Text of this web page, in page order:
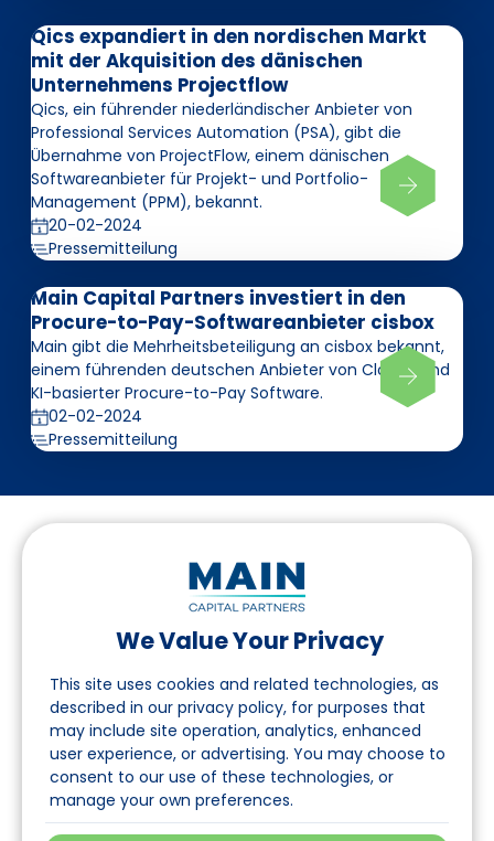
We Value Your Privacy
This site uses cookies and related technologies, as
described in our privacy policy, for purposes that
may include site operation, analytics, enhanced
user experience, or advertising. You may choose to
consent to our use of these technologies, or
manage your own preferences.
Qics expandiert in den nordischen Markt
mit der Akquisition des dänischen
Unternehmens Projectflow
Qics, ein führender niederländischer Anbieter von
Professional Services Automation (PSA), gibt die
Übernahme von ProjectFlow, einem dänischen
Softwareanbieter für Projekt- und Portfolio-
Management (PPM), bekannt.
20-02-2024
Pressemitteilung
Main Capital Partners investiert in den
Procure-to-Pay-Softwareanbieter cisbox
Main gibt die Mehrheitsbeteiligung an cisbox bekannt,
einem führenden deutschen Anbieter von Cloud- und
KI-basierter Procure-to-Pay Software.
02-02-2024
Pressemitteilung
Folgen Sie uns auf LinkedIn
Seite
Über uns